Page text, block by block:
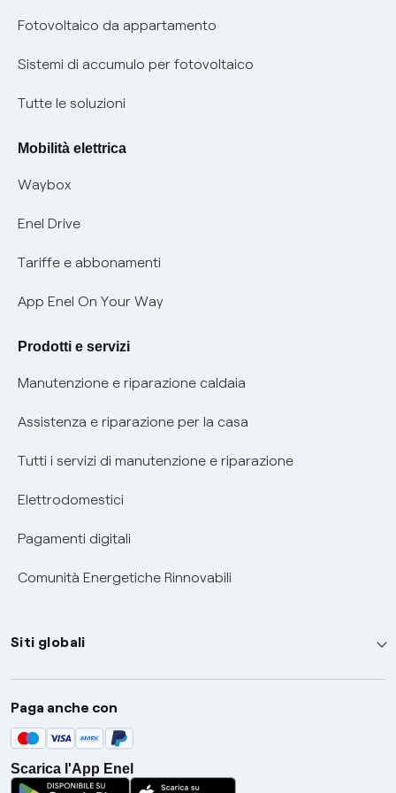
Parental Control – Navigazione sicura
Informazioni precontrattuali prodotti e servizi
Condizioni generali di contratto prodotti e servizi
Informativa RAEE
Informativa Privacy AI
Remit
Certificazioni
Nuove regole europee per la protezione dei dati
Offerte Placet non vulnerabili
Offerta Tutela Vulnerabilità Gas
Mobilità Elettrica
Phishing e truffe online
Verifica chi ti ha chiamato
Agevolazione utenti con disabilità per offerte Fibra
Informativa RAEE
Fotovoltaico da appartamento
Sistemi di accumulo per fotovoltaico
Tutte le soluzioni
Mobilità elettrica
Waybox
Enel Drive
Tariffe e abbonamenti
App Enel On Your Way
Prodotti e servizi
Manutenzione e riparazione caldaia
Assistenza e riparazione per la casa
Tutti i servizi di manutenzione e riparazione
Elettrodomestici
Pagamenti digitali
Comunità Energetiche Rinnovabili
Siti globali
Enel Group
Enel Green Power
Global Trading
Global Procurement
Paga anche con
Scarica l'App Enel